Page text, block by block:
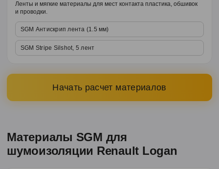
Ленты и мягкие материалы для мест контакта пластика, обшивок
и проводки.
SGM Антискрип лента (1.5 мм)
SGM Stripe Silshot, 5 лент
Начать расчет материалов
Материалы SGM для
шумоизоляции Renault Logan